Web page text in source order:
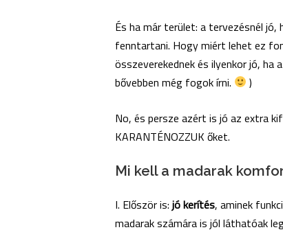
És ha már terület: a tervezésnél
fenntartani. Hogy miért lehet ez
összeverekednek és ilyenkor jó, ha
bővebben még fogok írni.
)
No, és persze azért is jó az extra
KARANTÉNOZZUK őket.
Mi kell a madarak
I. Először is: jó kerítés, aminek
madarak számára is jól láthatóak